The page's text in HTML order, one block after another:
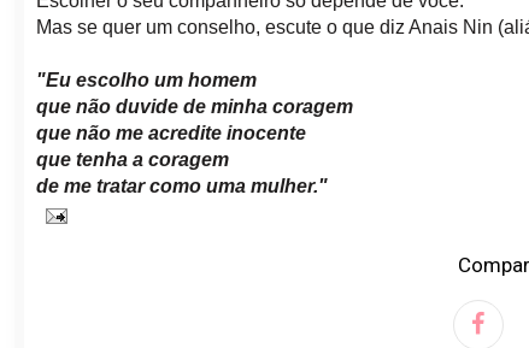
Mas se quer um conselho, escute o que diz Anais Nin
"Eu escolho um homem
que não duvide de minha coragem
que não me acredite inocente
que tenha a coragem
de me tratar como uma mulher."